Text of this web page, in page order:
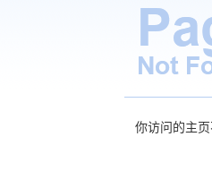
你访问的主